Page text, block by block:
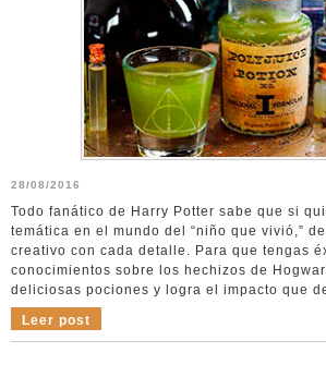
28/08/2016
Todo fanático de Harry Potter sabe que si
temática en el mundo del “niño que vivió,”
creativo con cada detalle. Para que tengas
conocimientos sobre los hechizos de
deliciosas pociones y logra el impacto que
Leer post